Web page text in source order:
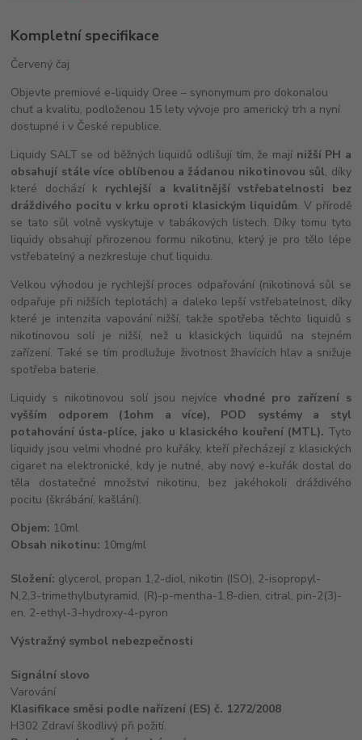
Kompletní specifikace
Červený čaj
Objevte premiové e-liquidy Oree – synonymum pro dokonalou
chuť a kvalitu, podloženou 15 lety vývoje pro americký trh a nyní
dostupné i v České republice.
Liquidy SALT se od běžných liquidů odlišují tím, že mají nižší PH a
obsahují stále více oblíbenou a žádanou nikotinovou sůl, díky
které dochází k rychlejší a kvalitnější vstřebatelnosti bez
dráždivého pocitu v krku oproti klasickým liquidům. V přírodě
se tato sůl volně vyskytuje v tabákových listech. Díky tomu tyto
liquidy obsahují přirozenou formu nikotinu, který je pro tělo lépe
vstřebatelný a nezkresluje chuť liquidu.
Velkou výhodou je rychlejší proces odpařování (nikotinová sůl se
odpařuje při nižších teplotách) a daleko lepší vstřebatelnost, díky
které je intenzita vapování nižší, takže spotřeba těchto liquidů s
nikotinovou solí je nižší, než u klasických liquidů na stejném
zařízení. Také se tím prodlužuje životnost žhavících hlav a snižuje
spotřeba baterie.
Liquidy s nikotinovou solí jsou nejvíce vhodné pro zařízení s
vyšším odporem (1ohm a více), POD systémy a styl
potahování ústa-plíce, jako u klasického kouření (MTL). Tyto
liquidy jsou velmi vhodné pro kuřáky, kteří přecházejí z klasických
cigaret na elektronické, kdy je nutné, aby nový e-kuřák dostal do
těla dostatečné množství nikotinu, bez jakéhokoli dráždivého
pocitu (škrábání, kašlání).
Objem: 10ml
Obsah nikotinu: 10mg/ml
Složení: glycerol, propan 1,2-diol, nikotin (ISO), 2-isopropyl-
N,2,3-trimethylbutyramid, (R)-p-mentha-1,8-dien, citral, pin-2(3)-
en, 2-ethyl-3-hydroxy-4-pyron
Výstražný symbol nebezpečnosti
Signální slovo
Varování
Klasifikace směsi podle nařízení (ES) č. 1272/2008
H302 Zdraví škodlivý při požití.